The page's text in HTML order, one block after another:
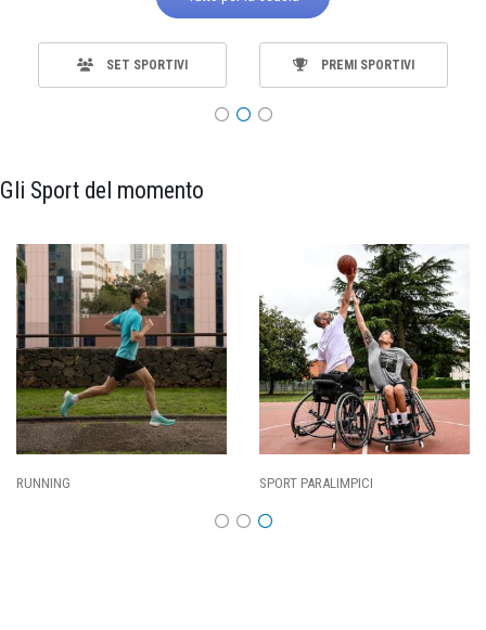
SET SPORTIVI PREMI SPORTIVI
Gli Sport del momento
CALCIO